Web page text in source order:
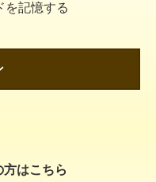
を記憶する
方はこちら